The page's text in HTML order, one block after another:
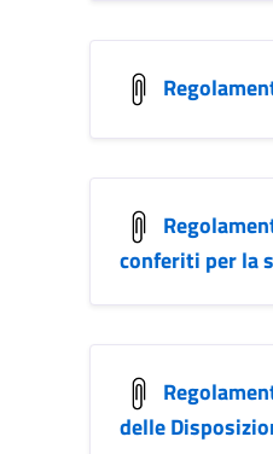
conferiti per la
delle